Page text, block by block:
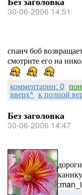
30-06-2006 14:51
спанч боб
смотрите его на
комментарии: 0
вверх^ к полной
Без заголовка
30-06-2006 14:47